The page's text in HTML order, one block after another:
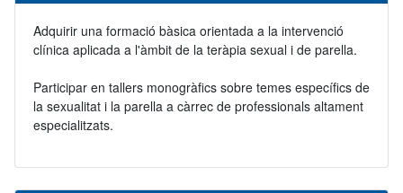
Adquirir una formació bàsica orientada a la intervenció
clínica aplicada a l'àmbit de la teràpia sexual i de parella.
Participar en tallers monogràfics sobre temes específics de
la sexualitat i la parella a càrrec de professionals altament
especialitzats.